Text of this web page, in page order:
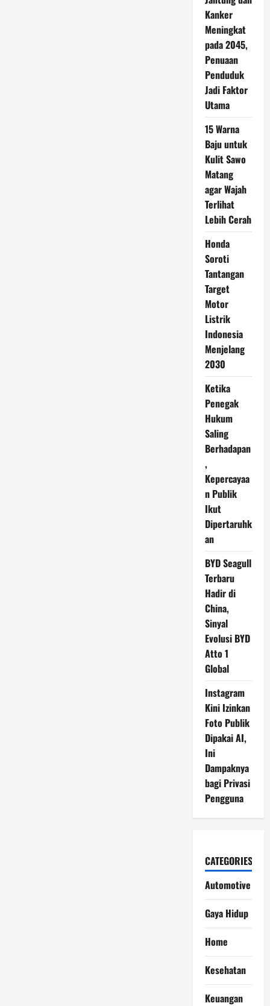
Kanker
Meningkat
pada 2045,
Penuaan
Penduduk
Jadi Faktor
Utama
15 Warna
Baju untuk
Kulit Sawo
Matang
agar Wajah
Terlihat
Lebih Cerah
Honda
Soroti
Tantangan
Target
Motor
Listrik
Indonesia
Menjelang
2030
Ketika
Penegak
Hukum
Saling
Berhadapan
,
Kepercayaa
n Publik
Ikut
Dipertaruhk
an
BYD Seagull
Terbaru
Hadir di
China,
Sinyal
Evolusi BYD
Atto 1
Global
Instagram
Kini Izinkan
Foto Publik
Dipakai AI,
Ini
Dampaknya
bagi Privasi
Pengguna
CATEGORIES
Automotive
Gaya Hidup
Home
Kesehatan
Keuangan